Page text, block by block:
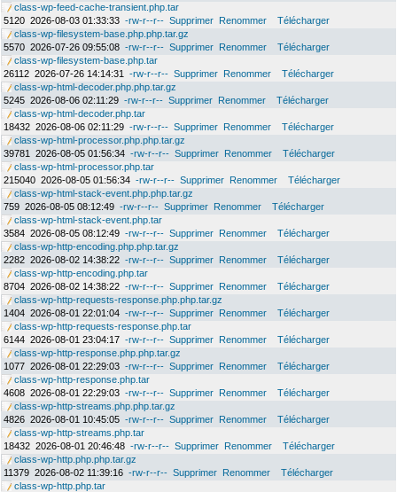
class-wp-feed-cache-transient.php.tar
5120 2026-08-03 01:33:33 -rw-r--r-- Supprimer Renommer
Télécharger
class-wp-filesystem-base.php.php.tar.gz
5570 2026-07-26 09:55:08 -rw-r--r-- Supprimer Renommer
Télécharger
class-wp-filesystem-base.php.tar
26112 2026-07-26 14:14:31 -rw-r--r-- Supprimer Renommer
Télécharger
class-wp-html-decoder.php.php.tar.gz
5245 2026-08-06 02:11:29 -rw-r--r-- Supprimer Renommer
Télécharger
class-wp-html-decoder.php.tar
18432 2026-08-06 02:11:29 -rw-r--r-- Supprimer Renommer
Télécharger
class-wp-html-processor.php.php.tar.gz
39781
2026-08-05 01:56:34 -rw-r--r-- Supprimer Renommer
Télécharger
class-wp-html-processor.php.tar
215040 2026-08-05 01:56:34 -rw-r--r-- Supprimer Renommer
Télécharger
class-wp-html-stack-event.php.php.tar.gz
759 2026-08-05 08:12:49 -rw-r--r-- Supprimer Renommer
Télécharger
class-wp-html-stack-event.php.tar
3584 2026-08-05 08:12:49 -rw-r--r-- Supprimer Renommer
Télécharger
class-wp-http-encoding.php.php.tar.gz
2282 2026-08-02 14:38:22 -rw-r--r-- Supprimer Renommer
Télécharger
class-wp-http-encoding.php.tar
8704 2026-08-02 14:38:22 -rw-r--r-- Supprimer Renommer
Télécharger
class-wp-http-requests-response.php.php.tar.gz
1404 2026-08-01 22:01:04 -rw-r--r-- Supprimer Renommer
Télécharger
class-wp-http-requests-response.php.tar
6144 2026-08-01 23:04:17 -rw-r--r-- Supprimer Renommer
Télécharger
class-wp-http-response.php.php.tar.gz
1077 2026-08-01 22:29:03 -rw-r--r-- Supprimer Renommer
Télécharger
class-wp-http-response.php.tar
4608 2026-08-01 22:29:03 -rw-r--r-- Supprimer Renommer
Télécharger
class-wp-http-streams.php.php.tar.gz
4826 2026-08-01 10:45:05 -rw-r--r-- Supprimer Renommer
Télécharger
class-wp-http-streams.php.tar
18432 2026-08-01 20:46:48 -rw-r--r-- Supprimer Renommer
Télécharger
class-wp-http.php.php.tar.gz
11379 2026-08-02 11:39:16 -rw-r--r-- Supprimer Renommer
Télécharger
class-wp-http.php.tar